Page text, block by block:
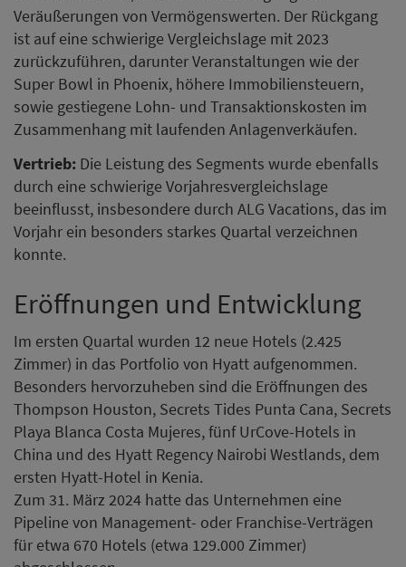
Veräußerungen von Vermögenswerten. Der Rückgang
ist auf eine schwierige Vergleichslage mit 2023
zurückzuführen, darunter Veranstaltungen wie der
Super Bowl in Phoenix, höhere Immobiliensteuern,
sowie gestiegene Lohn- und Transaktionskosten im
Zusammenhang mit laufenden Anlagenverkäufen.
Vertrieb: Die Leistung des Segments wurde ebenfalls
durch eine schwierige Vorjahresvergleichslage
beeinflusst, insbesondere durch ALG Vacations, das im
Vorjahr ein besonders starkes Quartal verzeichnen
konnte.
Eröffnungen und Entwicklung
Im ersten Quartal wurden 12 neue Hotels (2.425
Zimmer) in das Portfolio von Hyatt aufgenommen.
Besonders hervorzuheben sind die Eröffnungen des
Thompson Houston, Secrets Tides Punta Cana, Secrets
Playa Blanca Costa Mujeres, fünf UrCove-Hotels in
China und des Hyatt Regency Nairobi Westlands, dem
ersten Hyatt-Hotel in Kenia.
Zum 31. März 2024 hatte das Unternehmen eine
Pipeline von Management- oder Franchise-Verträgen
für etwa 670 Hotels (etwa 129.000 Zimmer)